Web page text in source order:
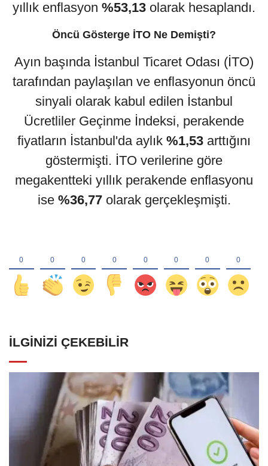
yıllık enflasyon %53,13 olarak hesaplandı.
Öncü Gösterge İTO Ne Demişti?
Ayın başında İstanbul Ticaret Odası (İTO)
tarafından paylaşılan ve enflasyonun öncü
sinyali olarak kabul edilen İstanbul
Ücretliler Geçinme İndeksi, perakende
fiyatların İstanbul'da aylık %1,53 arttığını
göstermişti. İTO verilerine göre
megakentteki yıllık perakende enflasyonu
ise %36,77olarak gerçekleşmişti.
İLGINIZI ÇEKEBILIR